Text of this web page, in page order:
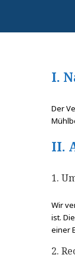
I.
Der
II.
1.
Wir
ist.
einer
2.